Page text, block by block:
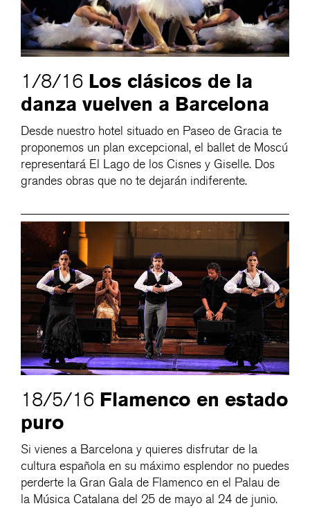
1/8/16 Los clásicos de la
danza vuelven a Barcelona
Desde nuestro hotel situado en Paseo de Gracia te
proponemos un plan excepcional, el ballet de Moscú
representará El Lago de los Cisnes y Giselle. Dos
grandes obras que no te dejarán indiferente.
18/5/16 Flamenco en estado
puro
Si vienes a Barcelona y quieres disfrutar de la
cultura española en su máximo esplendor no puedes
perderte la Gran Gala de Flamenco en el Palau de
la Música Catalana del 25 de mayo al 24 de junio.